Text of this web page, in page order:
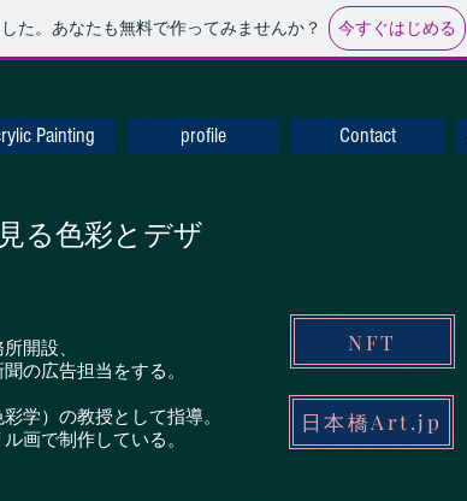
た。あなたも無料で作ってみませんか？ 今すぐはじめる
Painting profile Contact
る色彩とデザ
開設、
の広告担当をする。
学）の教授として指導。
画で制作している。
NFT
日本橋Art.jp